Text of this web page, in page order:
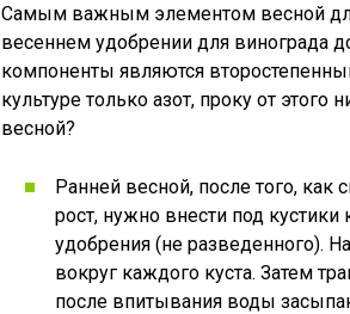
Самым важным элементом весной
весеннем удобрении для винограда
компоненты являются
культуре только азот, проку от
весной?
Ранней весной, после того, как
рост, нужно внести под
удобрения (не разведенного).
вокруг каждого куста. Затем
после впитывания воды